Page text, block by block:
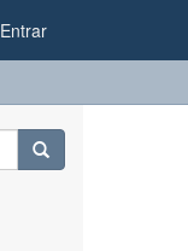
Entrar